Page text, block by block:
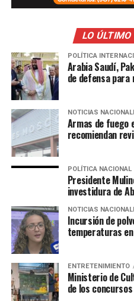
LO ÚLTIMO
POLÍTICA
Arabia Saudí,
de defensa
NOTICIAS
Armas de fuego
recomiendan
POLÍTICA NACIONAL
Presidente
investidura de
NOTICIAS
Incursión de
temperaturas
ENTRETENIMIENTO
Ministerio de
de los